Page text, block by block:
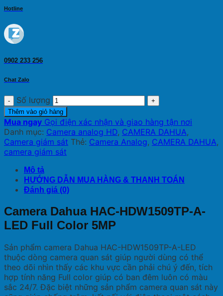
Hotline
0902 233 256
Chat Zalo
Số lượng
Thêm vào giỏ hàng
Mua ngay Gọi điện xác nhận và giao hàng tận nơi
Danh mục: Camera analog HD, CAMERA DAHUA,
Camera giám sát Thẻ: Camera Analog, CAMERA DAHUA,
camera giám sát
Mô tả
HƯỚNG DẪN MUA HÀNG & THANH TOÁN
Đánh giá (0)
Camera Dahua HAC-HDW1509TP-A-
LED Full Color 5MP
Sản phẩm camera Dahua HAC-HDW1509TP-A-LED
thuộc dòng camera quan sát giúp người dùng có thể
theo dõi nhìn thấy các khu vực cần phải chú ý đến, tích
hợp tính năng Full color giúp có ban đêm luôn có màu
sắc 24/7. Đặc biệt những sản phẩm camera quan sát này